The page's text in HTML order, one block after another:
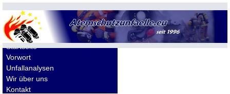
Allgemeines
Startseite
Vorwort
Unfallanalysen
Wir über uns
Kontakt